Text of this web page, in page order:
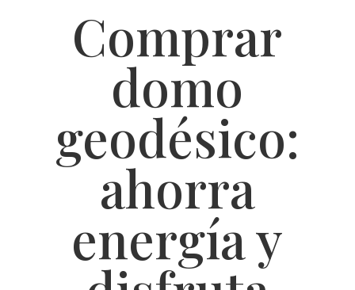
Comprar
domo
geodésico:
ahorra
energía y